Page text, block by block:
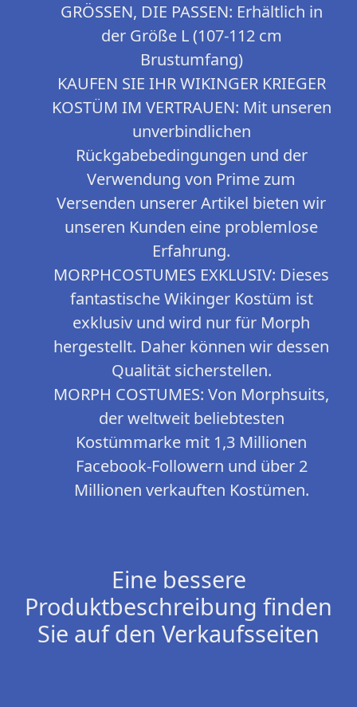
GRÖSSEN, DIE PASSEN: Erhältlich in
der Größe L (107-112 cm
Brustumfang)
KAUFEN SIE IHR WIKINGER KRIEGER
KOSTÜM IM VERTRAUEN: Mit unseren
unverbindlichen
Rückgabebedingungen und der
Verwendung von Prime zum
Versenden unserer Artikel bieten wir
unseren Kunden eine problemlose
Erfahrung.
MORPHCOSTUMES EXKLUSIV: Dieses
fantastische Wikinger Kostüm ist
exklusiv und wird nur für Morph
hergestellt. Daher können wir dessen
Qualität sicherstellen.
MORPH COSTUMES: Von Morphsuits,
der weltweit beliebtesten
Kostümmarke mit 1,3 Millionen
Facebook-Followern und über 2
Millionen verkauften Kostümen.
Eine bessere
Produktbeschreibung finden
Sie auf den Verkaufsseiten